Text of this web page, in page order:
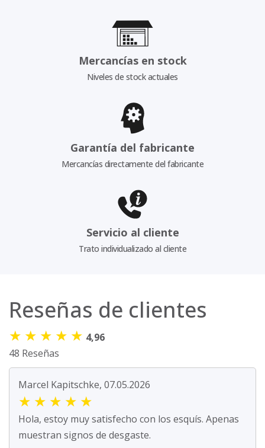
Mercancías en stock
Niveles de stock actuales
Garantía del fabricante
Mercancías directamente del fabricante
Servicio al cliente
Trato individualizado al cliente
Reseñas de clientes
★ ★ ★ ★ ★ 4,96
48 Reseñas
Marcel Kapitschke, 07.05.2026
★ ★ ★ ★ ★
Hola, estoy muy satisfecho con los esquís. Apenas
muestran signos de desgaste.